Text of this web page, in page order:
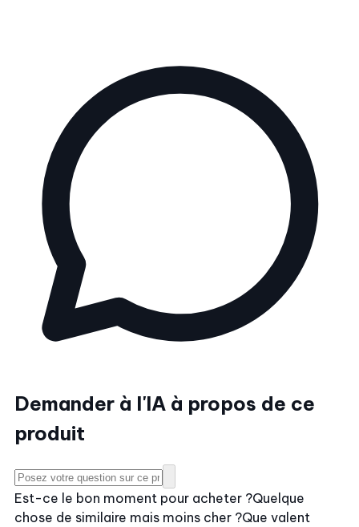
Demander à l'IA à propos de ce
produit
Est-ce le bon moment pour acheter ?Quelque
chose de similaire mais moins cher ?Que valent